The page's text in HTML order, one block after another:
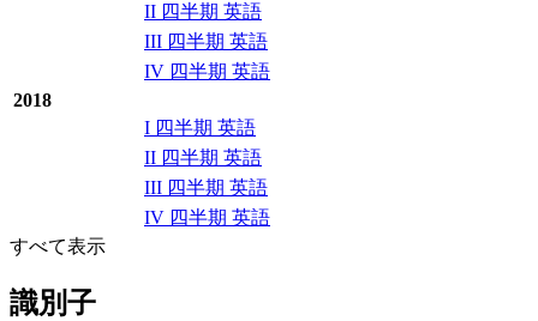
II 四半期 英語
III 四半期 英語
IV 四半期 英語
2018
I 四半期 英語
II 四半期 英語
III 四半期 英語
IV 四半期 英語
すべて表示
識別子